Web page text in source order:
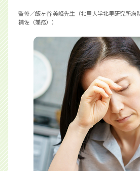
監修／飯ヶ谷 美峰先生（北里大学北里研究所
補佐（兼務））